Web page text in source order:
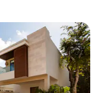
appréciés